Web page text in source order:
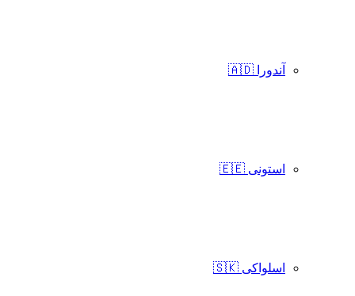
آندورا 🇦🇩
استونی 🇪🇪
اسلواکی 🇸🇰